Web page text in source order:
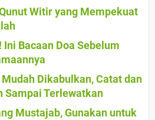
Witir yang Mempekuat
Bacaan Doa Sebelum
Dikabulkan, Catat dan
Sampai Terlewatkan
Mustajab, Gunakan untuk